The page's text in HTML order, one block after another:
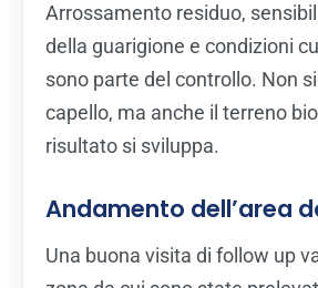
Arrossamento residuo,
della guarigione e condizioni
sono parte del controllo. Non
capello, ma anche il terreno
risultato si sviluppa.
Andamento dell’area
Una buona visita di follow up